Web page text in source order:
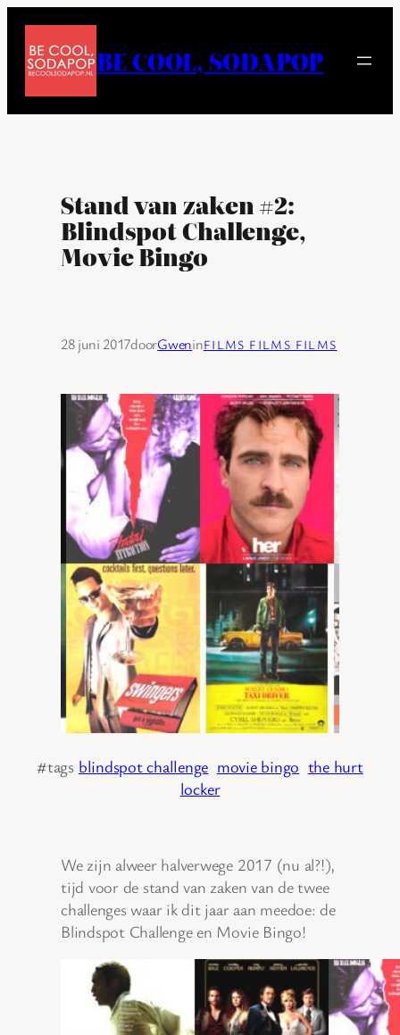
naar
inhoud
BE COOL, SODAPOP
Stand van zaken #2:
Blindspot Challenge,
Movie Bingo
28 juni 2017doorGweninFILMS FILMS FILMS
#tags blindspot challenge movie bingo the hurt
locker
We zijn alweer halverwege 2017 (nu al?!),
tijd voor de stand van zaken van de twee
challenges waar ik dit jaar aan meedoe: de
Blindspot Challenge en Movie Bingo!